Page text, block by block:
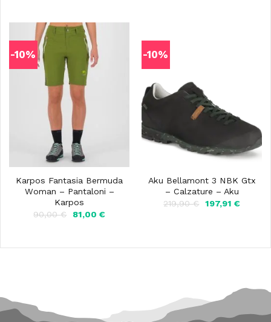
-10%
Karpos Fantasia Bermuda
Woman – Pantaloni –
Karpos
90,00€
Il
90,00 €.
81,00 €Il
81,00 €.
-10%
Aku Bellamont 3 NBK Gtx
– Calzature – Aku
219,90€
Il
197,91 €Il